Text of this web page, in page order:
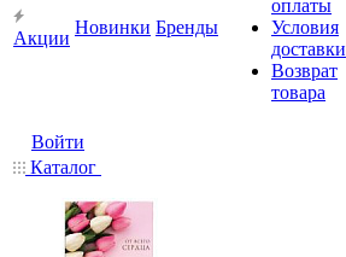
Акции
Новинки Бренды
оплаты
Условия
доставки
Возврат
товара
Войти
Каталог